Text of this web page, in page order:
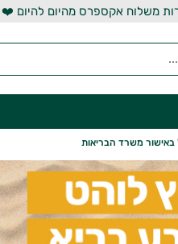
משלוח אקספרס מהיום להיום ❤️
משרד הבריאות